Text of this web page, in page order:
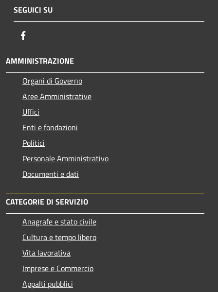
SEGUICI SU
AMMINISTRAZIONE
Organi di Governo
Aree Amministrative
Uffici
Enti e fondazioni
Politici
Personale Amministrativo
Documenti e dati
CATEGORIE DI SERVIZIO
Anagrafe e stato civile
Cultura e tempo libero
Vita lavorativa
Imprese e Commercio
Appalti pubblici